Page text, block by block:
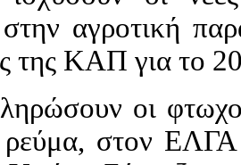
στην αγροτική
της ΚΑΠ για το
οι
στον ΕΛΓΑ